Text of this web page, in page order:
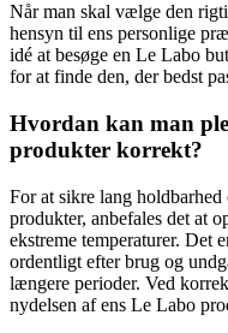
Når man skal vælge den
hensyn til ens personlige
idé at besøge en Le Labo
for at finde den, der bedst
Hvordan kan man
produkter korrekt?
For at sikre lang
produkter, anbefales det at
ekstreme temperaturer. Det
ordentligt efter brug og
længere perioder. Ved
nydelsen af ens Le Labo